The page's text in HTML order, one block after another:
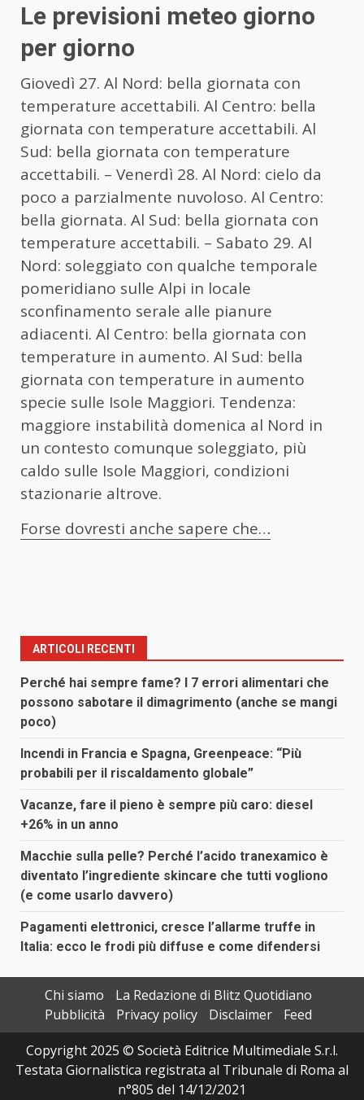
Le previsioni meteo giorno
per giorno
Giovedì 27. Al Nord: bella giornata con
temperature accettabili. Al Centro: bella
giornata con temperature accettabili. Al
Sud: bella giornata con temperature
accettabili. – Venerdì 28. Al Nord: cielo da
poco a parzialmente nuvoloso. Al Centro:
bella giornata. Al Sud: bella giornata con
temperature accettabili. – Sabato 29. Al
Nord: soleggiato con qualche temporale
pomeridiano sulle Alpi in locale
sconfinamento serale alle pianure
adiacenti. Al Centro: bella giornata con
temperature in aumento. Al Sud: bella
giornata con temperature in aumento
specie sulle Isole Maggiori. Tendenza:
maggiore instabilità domenica al Nord in
un contesto comunque soleggiato, più
caldo sulle Isole Maggiori, condizioni
stazionarie altrove.
Forse dovresti anche sapere che…
ARTICOLI RECENTI
Perché hai sempre fame? I 7 errori alimentari che
possono sabotare il dimagrimento (anche se mangi
poco)
Incendi in Francia e Spagna, Greenpeace: “Più
probabili per il riscaldamento globale”
Vacanze, fare il pieno è sempre più caro: diesel
+26% in un anno
Macchie sulla pelle? Perché l’acido tranexamico è
diventato l’ingrediente skincare che tutti vogliono
(e come usarlo davvero)
Pagamenti elettronici, cresce l’allarme truffe in
Italia: ecco le frodi più diffuse e come difendersi
Chi siamo
La Redazione di Blitz Quotidiano
Pubblicità
Privacy policy Disclaimer
Feed
Copyright 2025 © Società Editrice Multimediale S.r.l.
Testata Giornalistica registrata al Tribunale di Roma al
n°805 del 14/12/2021